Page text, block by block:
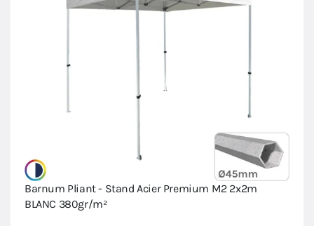
Barnum Pliant - Stand Acier Premium M2 2x2m
BLANC 380gr/m²